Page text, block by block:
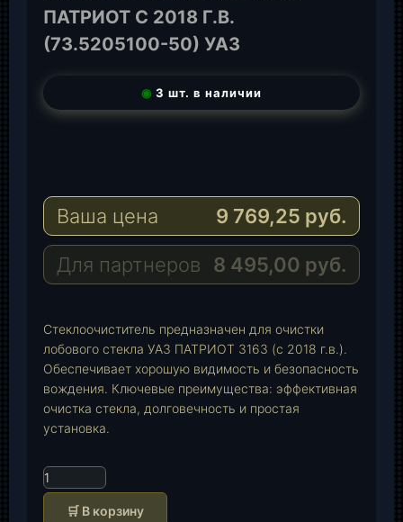
ПАТРИОТ С 2018 Г.В.
(73.5205100-50) УАЗ
◉ 3 шт. в наличии
e
r
a
m
a
s
A
p
a
i
l
Ваша цена 9 769,25 руб.
Для партнеров 8 495,00 руб.
Стеклоочиститель предназначен для очистки
лобового стекла УАЗ ПАТРИОТ 3163 (с 2018 г.в.).
Обеспечивает хорошую видимость и безопасность
вождения. Ключевые преимущества: эффективная
очистка стекла, долговечность и простая
установка.
К
о
🛒 В корзину